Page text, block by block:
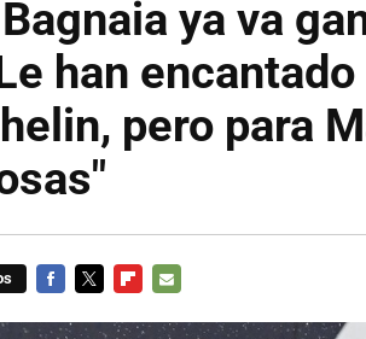
ya va
han
pero para